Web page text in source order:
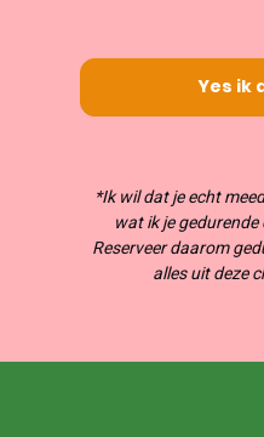
Yes ik
*Ik wil dat je echt
wat ik je gedurende
Reserveer daarom
alles uit deze